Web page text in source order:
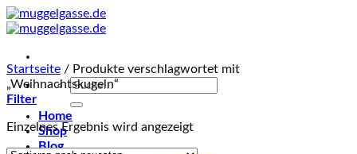
Skip
to
Suche
Home
Shop
Blog
Startseite / Produkte verschlagwortet mit
„Weihnachtskugeln“
Filter
Einzelnes Ergebnis wird angezeigt